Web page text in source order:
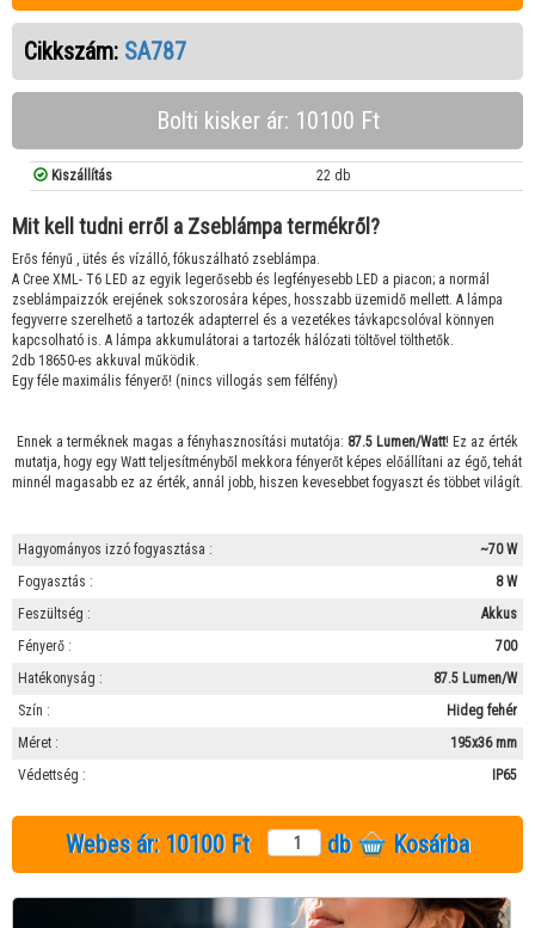
Cikkszám: SA787
Bolti kisker ár: 10100 Ft
Kiszállítás 22 db
Mit kell tudni erről a Zseblámpa termékről?
Erős fényű , ütés és vízálló, fókuszálható zseblámpa.
A Cree XML- T6 LED az egyik legerősebb és legfényesebb LED a piacon; a normál
zseblámpaizzók erejének sokszorosára képes, hosszabb üzemidő mellett. A lámpa
fegyverre szerelhető a tartozék adapterrel és a vezetékes távkapcsolóval könnyen
kapcsolható is. A lámpa akkumulátorai a tartozék hálózati töltővel tölthetők.
2db 18650-es akkuval működik.
Egy féle maximális fényerő! (nincs villogás sem félfény)
Ennek a terméknek magas a fényhasznosítási mutatója: 87.5 Lumen/Watt! Ez az érték
mutatja, hogy egy Watt teljesítményből mekkora fényerőt képes előállítani az égő, tehát
minnél magasabb ez az érték, annál jobb, hiszen kevesebbet fogyaszt és többet világít.
Hagyományos izzó fogyasztása :
~70 W
Fogyasztás :
8 W
Feszültség :
Akkus
Fényerő :
700
Hatékonyság :
87.5 Lumen/W
Szín :
Hideg fehér
Méret :
195x36 mm
Védettség :
IP65
Webes ár: 10100 Ft db Kosárba